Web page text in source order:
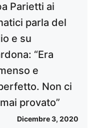
Parietti ai
parla del
e su
“Era
e
Non ci
provato”
Dicembre 3, 2020